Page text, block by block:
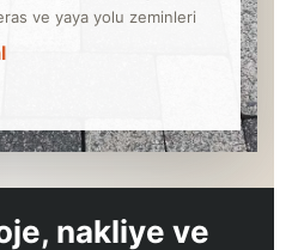
ve yaya yolu zeminleri
nakliye ve